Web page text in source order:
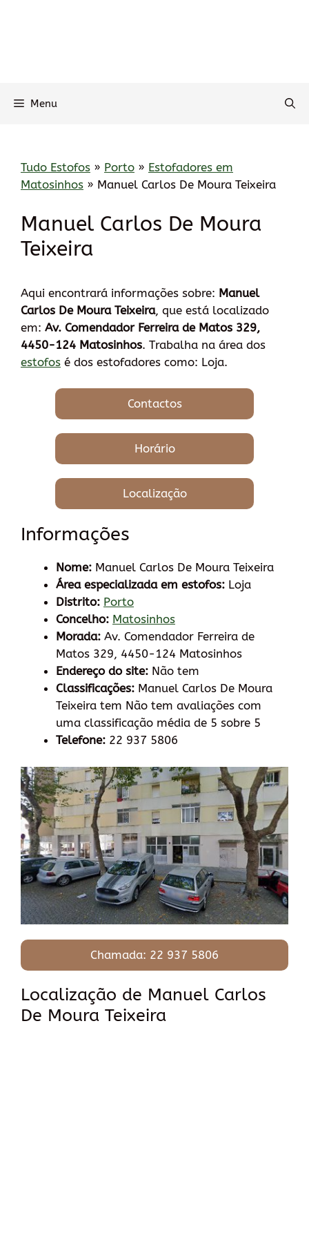
Menu
Tudo Estofos » Porto » Estofadores em
Matosinhos » Manuel Carlos De Moura Teixeira
Manuel Carlos De Moura
Teixeira
Aqui encontrará informações sobre: Manuel
Carlos De Moura Teixeira, que está localizado
em: Av. Comendador Ferreira de Matos 329,
4450-124 Matosinhos. Trabalha na área dos
estofos é dos estofadores como: Loja.
Contactos
Horário
Localização
Informações
Nome: Manuel Carlos De Moura Teixeira
Área especializada em estofos: Loja
Distrito: Porto
Concelho: Matosinhos
Morada: Av. Comendador Ferreira de
Matos 329, 4450-124 Matosinhos
Endereço do site: Não tem
Classificações: Manuel Carlos De Moura
Teixeira tem Não tem avaliações com
uma classificação média de 5 sobre 5
Telefone: 22 937 5806
Chamada: 22 937 5806
Localização de Manuel Carlos
De Moura Teixeira